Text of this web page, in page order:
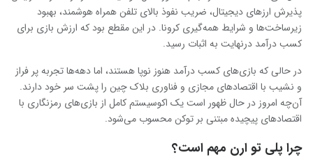
پذیرش ارزهای دیجیتال، ضریب نفوذ بالای تلفن همراه هوشمند، بهبود
زیرساخت‌ها و شرایط همه‌گیری کرونا. در این مقطع بود که ارزش بازی برای
کسب درآمد درنهایت به اثبات رسید.
در حالی که بازی‌های کسب درآمد هنوز نوپا هستند، اما دهه‌ها تجربه پر فراز
و نشیب با اقتصادهای مجازی و فناوری بلاک چین را پشت سر خود دارند.
آن‌چه امروز در حال ظهور است یک اکوسیستم کامل از بازی‌های رمزنگاری با
اقتصادهای پیچیده مبتنی بر توکن محسوب می‌شود.
چرا پلی تو ارن مهم است؟